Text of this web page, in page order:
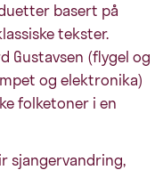
basert på
tekster.
Gustavsen (flygel og
og elektronika)
folketoner i en
sjangervandring,